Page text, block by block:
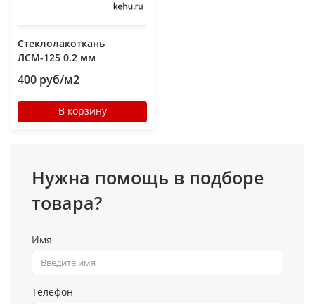
Стеклолакоткань
ЛСМ-125 0.2 мм
400 руб/м2
В корзину
Нужна помощь в подборе
товара?
Имя
Телефон